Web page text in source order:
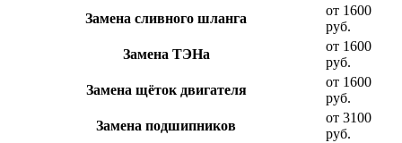
Замена сливного шланга
от 1600
руб.
Замена ТЭНа
от 1600
руб.
Замена щёток двигателя
от 1600
руб.
Замена подшипников
от 3100
руб.